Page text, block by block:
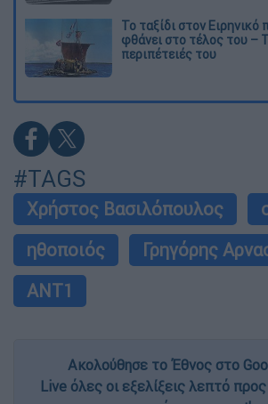
Το ταξίδι στον Ειρηνικό
φθάνει στο τέλος του –
περιπέτειές του
#TAGS
Χρήστος Βασιλόπουλος
ηθοποιός
Γρηγόρης
ΑΝΤ1
Ακολούθησε το Έθνος στο
Live όλες οι εξελίξεις λεπτό